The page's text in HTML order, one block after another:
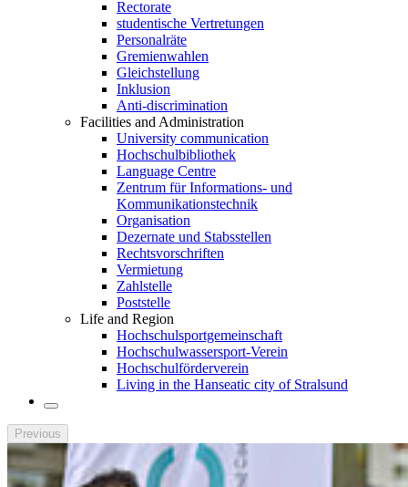
Rectorate
studentische Vertretungen
Personalräte
Gremienwahlen
Gleichstellung
Inklusion
Anti-discrimination
Facilities and Administration
University communication
Hochschulbibliothek
Language Centre
Zentrum für Informations- und
Kommunikationstechnik
Organisation
Dezernate und Stabsstellen
Rechtsvorschriften
Vermietung
Zahlstelle
Poststelle
Life and Region
Hochschulsportgemeinschaft
Hochschulwassersport-Verein
Hochschulförderverein
Living in the Hanseatic city of Stralsund
Previous